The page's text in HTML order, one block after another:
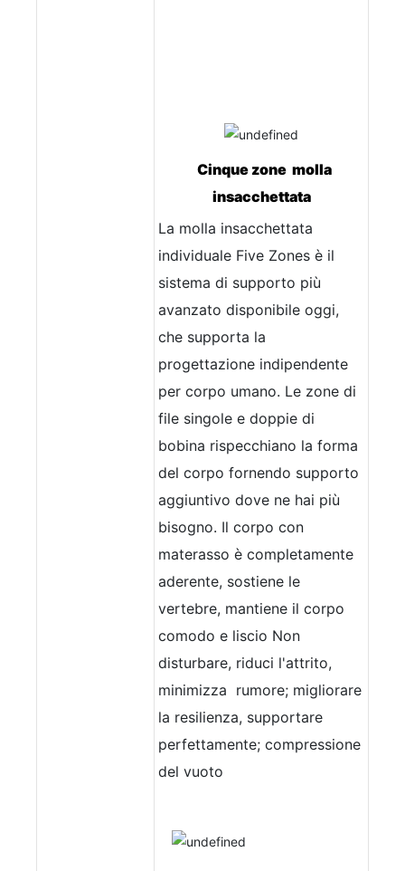
Cinque zone molla
insacchettata
La molla insacchettata
individuale Five Zones è il
sistema di supporto più
avanzato disponibile oggi,
che supporta la
progettazione indipendente
per corpo umano. Le zone di
file singole e doppie di
bobina rispecchiano la forma
del corpo fornendo supporto
aggiuntivo dove ne hai più
bisogno. Il corpo con
materasso è completamente
aderente, sostiene le
vertebre, mantiene il corpo
comodo e liscio Non
disturbare, riduci l'attrito,
minimizza rumore; migliorare
la resilienza, supportare
perfettamente; compressione
del vuoto